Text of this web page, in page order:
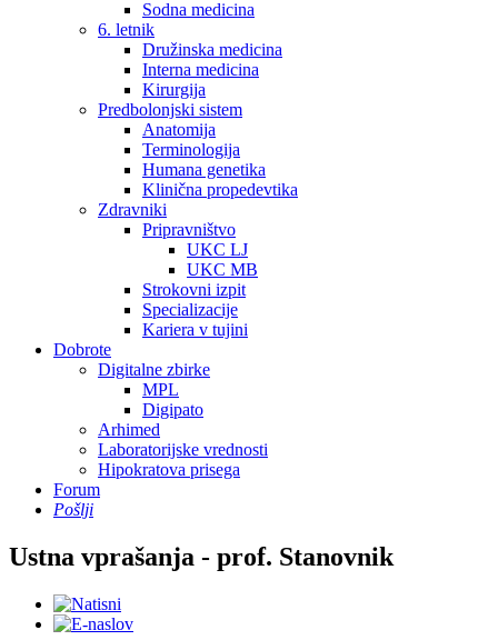
Sodna medicina
6. letnik
Družinska medicina
Interna medicina
Kirurgija
Predbolonjski sistem
Anatomija
Terminologija
Humana genetika
Klinična propedevtika
Zdravniki
Pripravništvo
UKC LJ
UKC MB
Strokovni izpit
Specializacije
Kariera v tujini
Dobrote
Digitalne zbirke
MPL
Digipato
Arhimed
Laboratorijske vrednosti
Hipokratova prisega
Forum
Pošlji
Ustna vprašanja - prof. Stanovnik